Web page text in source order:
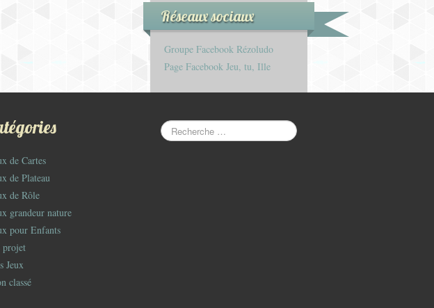
Réseaux sociaux
Groupe Facebook Rézoludo
Page Facebook Jeu, tu, Ille
de Cartes
de Plateau
de Rôle
grandeur nature
pour Enfants
projet
Jeux
classé